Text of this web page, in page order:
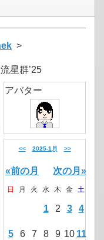
>
星群’25
アバター
<< 2025-1月 >>
«前の月 次の月»
日 月 火 水 木 金 土
1 2 3 4
5 6 7 8 9 10 11